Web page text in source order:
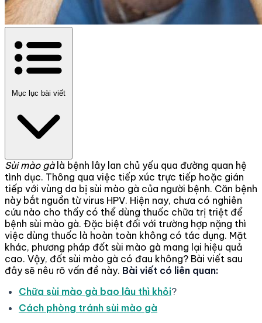
Mục lục bài viết
Sùi mào gàlà bệnh lây lan chủ yếu qua đường quan hệ
tình dục. Thông qua việc tiếp xúc trực tiếp hoặc gián
tiếp với vùng da bị sùi mào gà của người bệnh. Căn bệnh
này bắt nguồn từ virus HPV. Hiện nay, chưa có nghiên
cứu nào cho thấy có thể dùng thuốc chữa trị triệt để
bệnh sùi mào gà. Đặc biệt đối với trường hợp nặng thì
việc dùng thuốc là hoàn toàn không có tác dụng. Mặt
khác, phương pháp đốt sùi mào gà mang lại hiệu quả
cao. Vậy, đốt sùi mào gà có đau không? Bài viết sau
đây sẽ nêu rõ vấn đề này. Bài viết có liên quan:
Chữa sùi mào gà bao lâu thì khỏi?
Cách phòng tránh sùi mào gà